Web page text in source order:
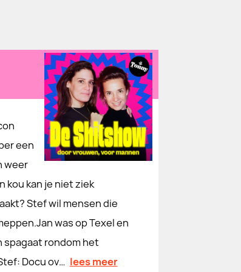
een
weer
kou kan je niet ziek
Stef wil mensen die
was op Texel en
spagaat rondom het
Docu ov… lees meer